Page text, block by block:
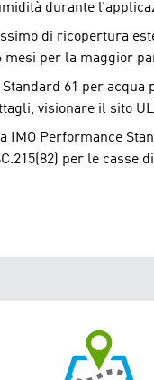
durante
di ricopertura
mesi per la maggior
61 per acqua
IMO Performance
per le casse